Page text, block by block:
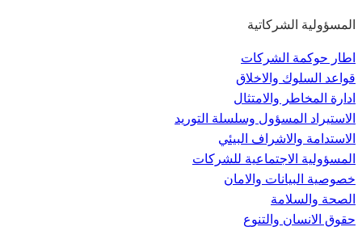
المسؤولية الشركاتية
اطار حوكمة الشركات
قواعد السلوك والاخلاق
ادارة المخاطر والامتثال
الاستيراد المسؤول وسلسلة التوريد
الاستدامة والاشراف البيئي
المسؤولية الاجتماعية للشركات
خصوصية البيانات والامان
الصحة والسلامة
حقوق الانسان والتنوع